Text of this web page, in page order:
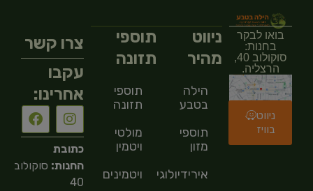
בואו לבקר
בחנות:
סוקולוב 40,
הרצליה.
ניווט
בוויז
ניווט
מהיר
הילה
בטבע
תוספי
מזון
אירידיולוגיה
תוספי
תזונה
תוספי
תזונה
מולטי
ויטמין
ויטמינים
צרו קשר
עקבו
אחרינו:
כתובת
החנות: סוקולוב
40